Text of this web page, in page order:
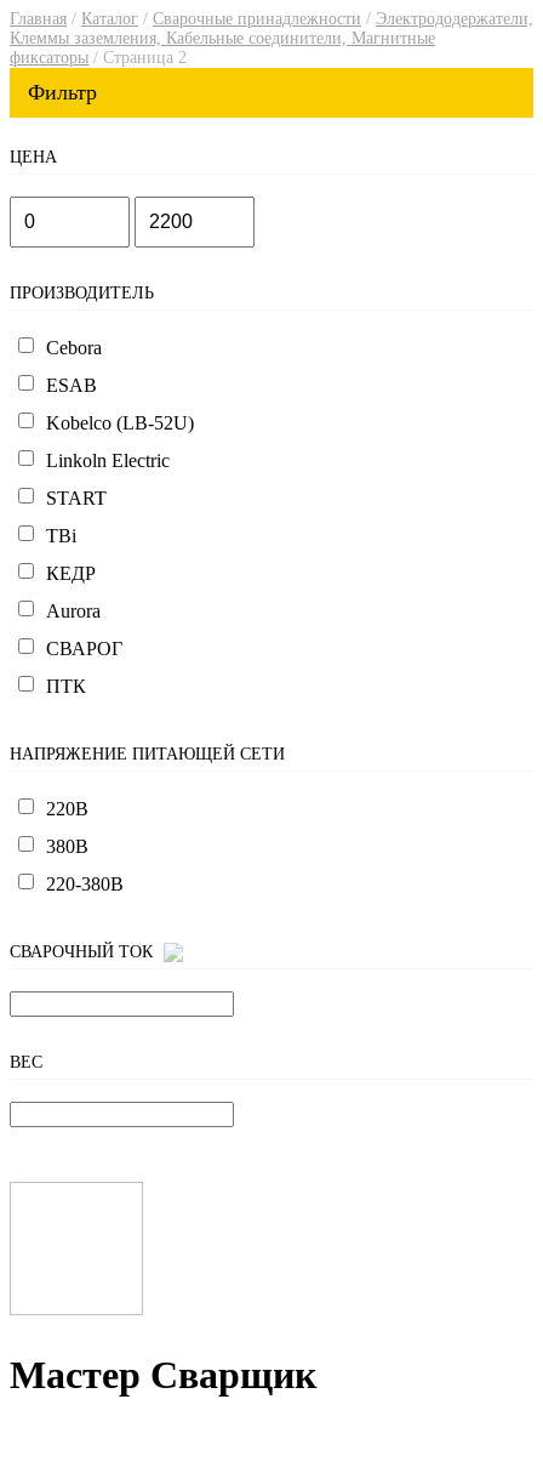
Главная / Каталог / Сварочные принадлежности / Электрододержатели,
Клеммы заземления, Кабельные соединители, Магнитные
фиксаторы / Страница 2
ЦЕНА
ПРОИЗВОДИТЕЛЬ
Cebora
ESAB
Kobelco (LB-52U)
Linkoln Electric
START
TBi
КЕДР
Aurora
СВАРОГ
ПТК
НАПРЯЖЕНИЕ ПИТАЮЩЕЙ СЕТИ
220В
380В
220-380В
СВАРОЧНЫЙ ТОК
ВЕС
Мастер Сварщик